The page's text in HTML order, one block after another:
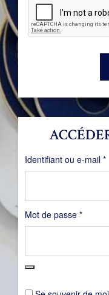
Identifiant ou e-mail *
Mot de passe *